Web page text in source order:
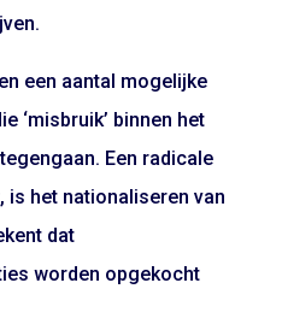
een aantal mogelijke
‘misbruik’ binnen het
Een radicale
het nationaliseren van
dat
worden opgekocht